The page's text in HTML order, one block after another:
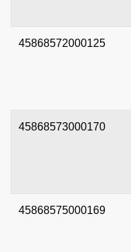
45868572000125
45868573000170
45868575000169